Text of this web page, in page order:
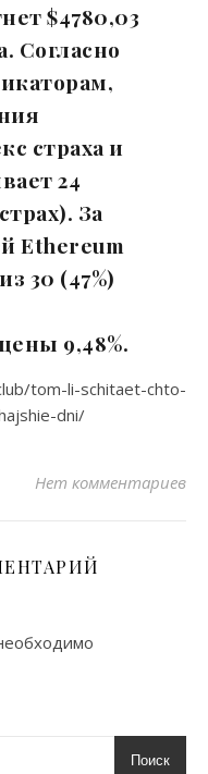
$4780,03
Согласно
страха и
24
За
Ethereum
30 (47%)
9,48%.
tom-li-schitaet-chto-
dni/
Нет комментариев
Поиск